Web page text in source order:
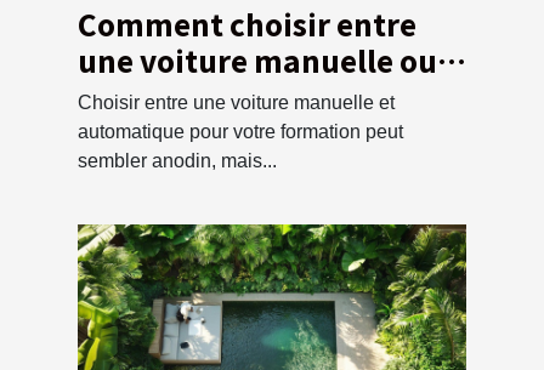
Comment choisir entre
une voiture manuelle ou
automatique pour votre
formation ?
Choisir entre une voiture manuelle et
automatique pour votre formation peut
sembler anodin, mais...